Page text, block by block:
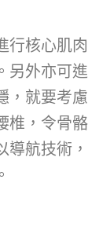
行核心肌肉
另外亦可進
，就要考慮
椎，令骨骼
導航技術，